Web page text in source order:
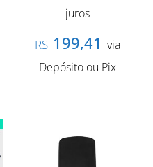
juros
R$ 199,41 via
Depósito ou Pix